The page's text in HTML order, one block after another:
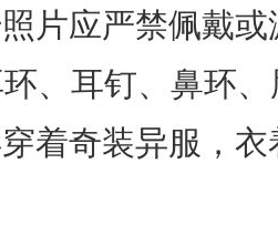
照片应严禁佩戴
、耳钉、鼻环
穿着奇装异服，